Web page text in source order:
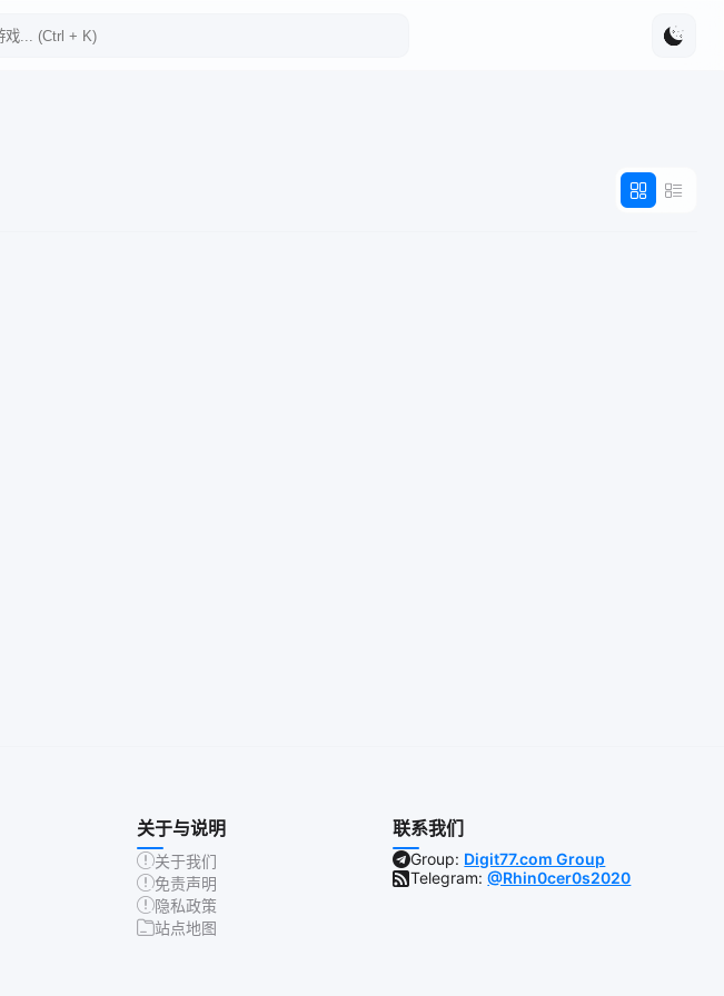
关于与说明
关于我们
免责声明
隐私政策
站点地图
联系我们
Group: Digit77.com Group
Telegram:@Rhin0cer0s2020